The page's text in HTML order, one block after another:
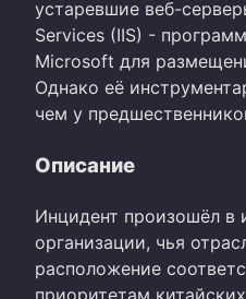
устаревшие веб-
Services (IIS) -
Microsoft для
Однако её
чем у
Описание
Инцидент произошёл в
организации, чья
расположение
приоритетам